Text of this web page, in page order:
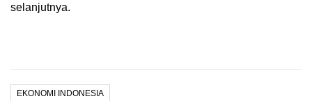
selanjutnya.
EKONOMI INDONESIA